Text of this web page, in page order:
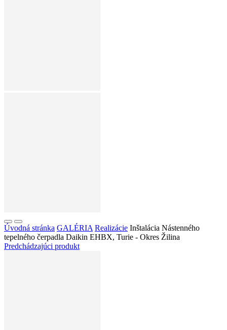
Úvodná stránka GALÉRIA Realizácie Inštalácia Nástenného
tepelného čerpadla Daikin EHBX, Turie - Okres Žilina
Predchádzajúci produkt